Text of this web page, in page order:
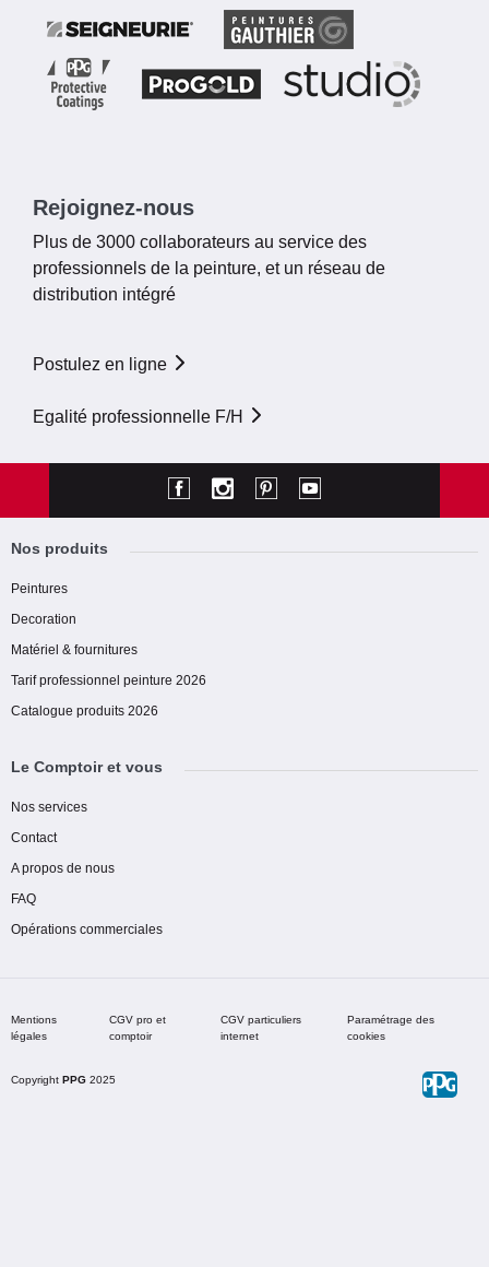
Rejoignez-nous
Plus de 3000 collaborateurs au service des
professionnels de la peinture, et un réseau de
distribution intégré
Postulez en ligne
Egalité professionnelle F/H
Nos produits
Peintures
Decoration
Matériel & fournitures
Tarif professionnel peinture 2026
Catalogue produits 2026
Le Comptoir et vous
Nos services
Contact
A propos de nous
FAQ
Opérations commerciales
Mentions
légales
CGV pro et
comptoir
CGV particuliers
internet
Paramétrage des
cookies
Copyright PPG 2025